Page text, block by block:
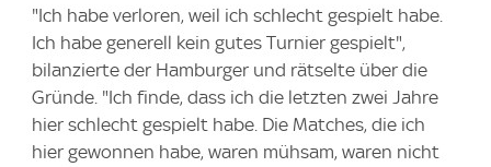
"Ich habe verloren, weil ich schlecht gespielt habe.
Ich habe generell kein gutes Turnier gespielt",
bilanzierte der Hamburger und rätselte über die
Gründe. "Ich finde, dass ich die letzten zwei Jahre
hier schlecht gespielt habe. Die Matches, die ich
hier gewonnen habe, waren mühsam, waren nicht